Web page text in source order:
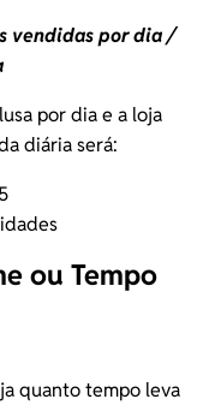
vendidas por dia /
por dia e a loja
diária será:
ou Tempo
quanto tempo leva